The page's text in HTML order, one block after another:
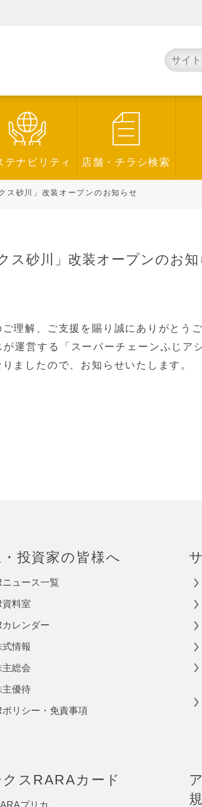
テナビリティ 店舗・チラシ検索
ス砂川」改装オープンのお知らせ
ス砂川」改装オープンのお知
理解、ご支援を賜り誠にありがとうご
運営する「スーパーチェーンふじア
ましたので、お知らせいたします。
投資家の皆様へ
ニュース一覧
資料室
カレンダー
式情報
主総会
主優待
ポリシー・免責事項
クスRARAカード
プリカ